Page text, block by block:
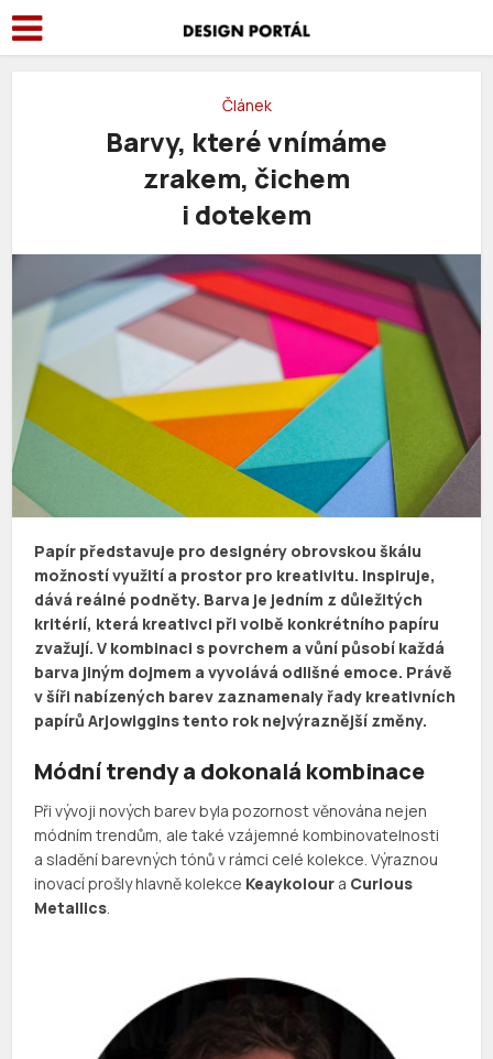
Článek
Barvy, které vnímáme
zrakem, čichem
i dotekem
Papír představuje pro designéry obrovskou škálu
možností využití a prostor pro kreativitu. Inspiruje,
dává reálné podněty. Barva je jedním z důležitých
kritérií, která kreativci při volbě konkrétního papíru
zvažují. V kombinaci s povrchem a vůní působí každá
barva jiným dojmem a vyvolává odlišné emoce. Právě
v šíři nabízených barev zaznamenaly řady kreativních
papírů Arjowiggins tento rok nejvýraznější změny.
Módní trendy a dokonalá kombinace
Při vývoji nových barev byla pozornost věnována nejen
módním trendům, ale také vzájemné kombinovatelnosti
a sladění barevných tónů v rámci celé kolekce. Výraznou
inovací prošly hlavně kolekce Keaykolour a Curious
Metallics.